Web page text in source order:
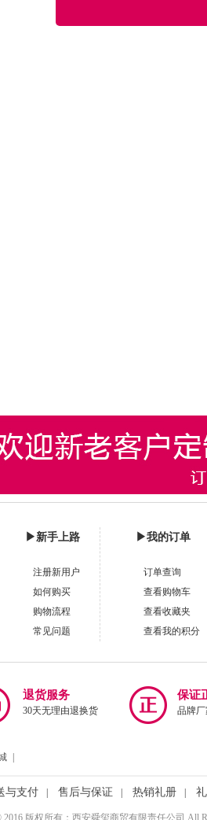
▶新手上路
注册新用户
如何购买
购物流程
常见问题
▶我的订单
订单查询
查看购物车
查看收藏夹
查看我的积分
退货服务
30天无理由退换货
保证
品牌
与支付 售后与保证 热销礼册
2016 版权所有：西安舜玺商贸有限责任公司 All